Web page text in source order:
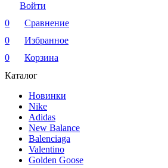
Войти
0
Сравнение
0
Избранное
0
Корзина
Каталог
Новинки
Nike
Adidas
New Balance
Balenciaga
Valentino
Golden Goose